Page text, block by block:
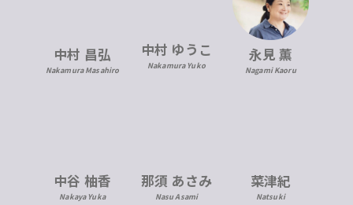
中村 昌弘
Nakamura Masahiro
中村 ゆうこ
Nakamura Yuko
永見 薫
Nagami Kaoru
中谷 柚香
Nakaya Yuka
那須 あさみ
Nasu Asami
菜津紀
Natsuki